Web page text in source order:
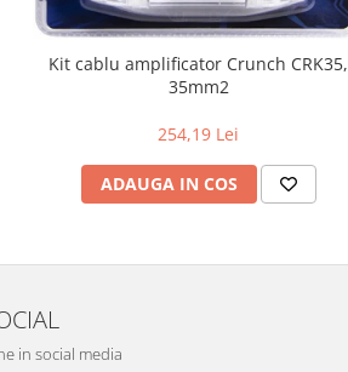
Kit cablu amplificator Crunch CRK35,
35mm2
254,19 Lei
ADAUGA IN COS
in social media